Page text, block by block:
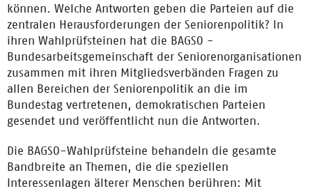
können. Welche Antworten geben die Parteien auf die
zentralen Herausforderungen der Seniorenpolitik? In
ihren Wahlprüfsteinen hat die BAGSO -
Bundesarbeitsgemeinschaft der Seniorenorganisationen
zusammen mit ihren Mitgliedsverbänden Fragen zu
allen Bereichen der Seniorenpolitik an die im
Bundestag vertretenen, demokratischen Parteien
gesendet und veröffentlicht nun die Antworten.
Die BAGSO-Wahlprüfsteine behandeln die gesamte
Bandbreite an Themen, die die speziellen
Interessenlagen älterer Menschen berühren: Mit